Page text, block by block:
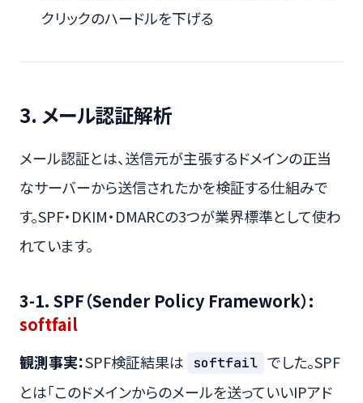
クリックのハードルを下げる
3. メール認証解析
メール認証とは、送信元が主張するドメインの正当
なサーバーから送信されたかを検証する仕組みで
す。SPF・DKIM・DMARCの3つが業界標準として使わ
れています。
3-1. SPF（Sender Policy Framework）:
softfail
観測事実：SPF検証結果は softfail でした。SPF
とは「このドメインからのメールを送っていいIPアド